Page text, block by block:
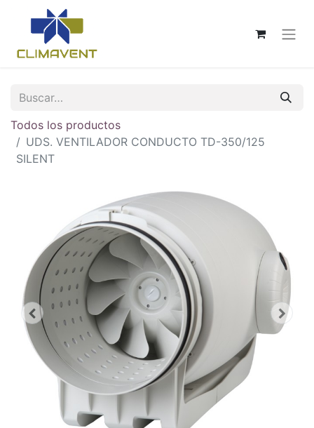
Todos los productos
UDS. VENTILADOR CONDUCTO TD-350/125
SILENT